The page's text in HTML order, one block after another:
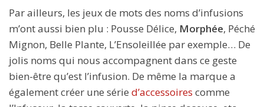
Par ailleurs, les jeux de mots des noms d’infusions
m’ont aussi bien plu : Pousse Délice, Morphée, Péché
Mignon, Belle Plante, L’Ensoleillée par exemple… De
jolis noms qui nous accompagnent dans ce geste
bien-être qu’est l’infusion. De même la marque a
également créer une série d’accessoires comme